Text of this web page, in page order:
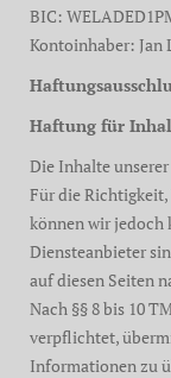
BIC:
Kontoinhaber: Jan
Haftung für
Die Inhalte
Für die
können wir jedoch
Diensteanbieter
auf diesen Seiten
Nach §§ 8 bis 10
verpflichtet,
Informationen zu